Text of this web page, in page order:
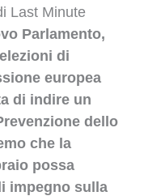
Last Minute
Parlamento,
di
europea
di indire un
dello
che la
possa
impegno sulla